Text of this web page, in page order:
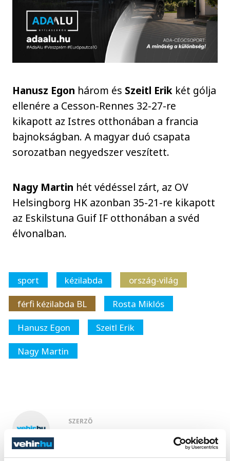
Hanusz Egon három és Szeitl Erik két gólja
ellenére a Cesson-Rennes 32-27-re
kikapott az Istres otthonában a francia
bajnokságban. A magyar duó csapata
sorozatban negyedszer veszített.
Nagy Martin hét védéssel zárt, az OV
Helsingborg HK azonban 35-21-re kikapott
az Eskilstuna Guif IF otthonában a svéd
élvonalban.
sport kézilabda
ország-világ
férfi kézilabda BL
Rosta Miklós
Hanusz Egon
Szeitl Erik
Nagy Martin
SZERZŐ